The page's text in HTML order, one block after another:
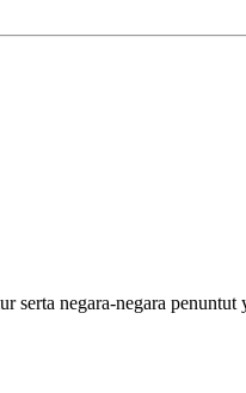
negara-negara penuntut